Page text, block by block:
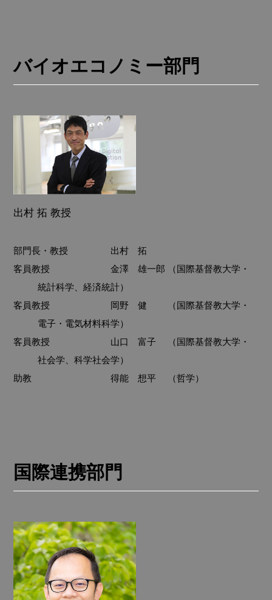
バイオエコノミー部門
出村 拓 教授
部門長・教授
出村 拓
客員教授
金澤 雄一郎 （国際基督教大学・
統計科学、経済統計）
客員教授
岡野 健 （国際基督教大学・
電子・電気材料科学）
客員教授
山口 富子 （国際基督教大学・
社会学、科学社会学）
助教
得能 想平 （哲学）
国際連携部門